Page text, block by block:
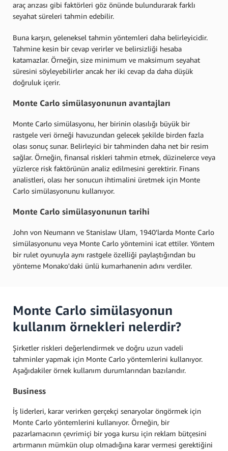
araç arızası gibi faktörleri göz önünde bulundurarak farklı
seyahat süreleri tahmin edebilir.
Buna karşın, geleneksel tahmin yöntemleri daha belirleyicidir.
Tahmine kesin bir cevap verirler ve belirsizliği hesaba
katamazlar. Örneğin, size minimum ve maksimum seyahat
süresini söyleyebilirler ancak her iki cevap da daha düşük
doğruluk içerir.
Monte Carlo simülasyonunun avantajları
Monte Carlo simülasyonu, her birinin olasılığı büyük bir
rastgele veri örneği havuzundan gelecek şekilde birden fazla
olası sonuç sunar. Belirleyici bir tahminden daha net bir resim
sağlar. Örneğin, finansal riskleri tahmin etmek, düzinelerce veya
yüzlerce risk faktörünün analiz edilmesini gerektirir. Finans
analistleri, olası her sonucun ihtimalini üretmek için Monte
Carlo simülasyonunu kullanıyor.
Monte Carlo simülasyonunun tarihi
John von Neumann ve Stanislaw Ulam, 1940'larda Monte Carlo
simülasyonunu veya Monte Carlo yöntemini icat ettiler. Yöntem
bir rulet oyunuyla aynı rastgele özelliği paylaştığından bu
yönteme Monako'daki ünlü kumarhanenin adını verdiler.
Monte Carlo simülasyonun
kullanım örnekleri nelerdir?
Şirketler riskleri değerlendirmek ve doğru uzun vadeli
tahminler yapmak için Monte Carlo yöntemlerini kullanıyor.
Aşağıdakiler örnek kullanım durumlarından bazılarıdır.
Business
İş liderleri, karar verirken gerçekçi senaryolar öngörmek için
Monte Carlo yöntemlerini kullanıyor. Örneğin, bir
pazarlamacının çevrimiçi bir yoga kursu için reklam bütçesini
artırmanın mümkün olup olmadığına karar vermesi gerektiğini